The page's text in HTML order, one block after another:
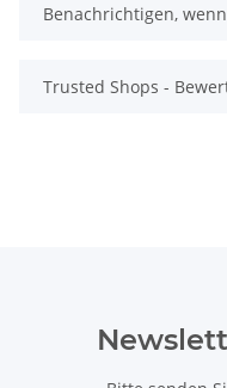
Benachrichtigen,
Trusted Shops -